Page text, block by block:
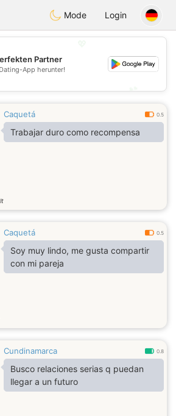
olombiaCitas
Mode Login
💕
Partner
App herunter!
Caquetá 0.5
Trabajar duro como recompensa
Caquetá 0.5
Soy muy lindo, me gusta compartir
con mi pareja
Cundinamarca 0.8
Busco relaciones serias q puedan
llegar a un futuro